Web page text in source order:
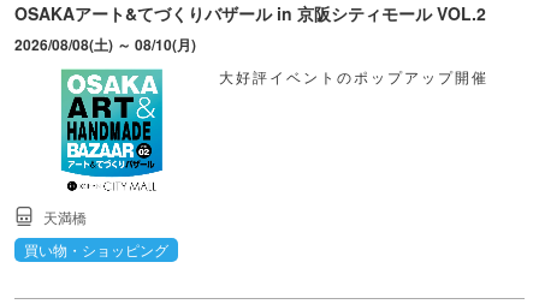
OSAKAアート&てづくりバザール in 京阪シティモール VOL.2
2026/08/08(土) ～ 08/10(月)
大好評イベントのポップアップ開催
天満橋
買い物・ショッピング